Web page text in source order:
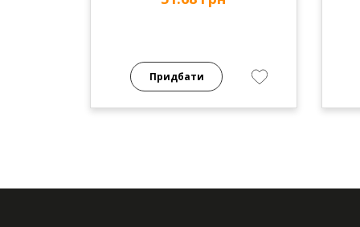
Придбати